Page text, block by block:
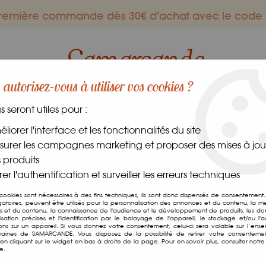
commande dès 30€ d'achat avec le code
GOURMANDS DANS LE MONDE FRAIS
le café (uniquement pour le 250g) selon votre cafetière
10 articles sur 10
vous à utiliser vos cookies ?
seront utiles pour :
l'interface et les fonctionnalités du site
les campagnes marketing et proposer des mises à
produits
l'authentification et surveiller les erreurs techniques
sont nécessaires à des fins techniques, ils sont donc dispensés de consentement.
peuvent être utilisés pour la personnalisation des annonces et du contenu, la
et du contenu, la connaissance de l'audience et le développement de produits, les
précises et l'identification par le balayage de l'appareil, le stockage et/ou
sur un appareil. Si vous donnez votre consentement, celui-ci sera valable sur
de SAMARCANDE. Vous disposez de la possibilité de retirer votre
cliquant sur le widget en bas à droite de la page. Pour en savoir plus, consulter